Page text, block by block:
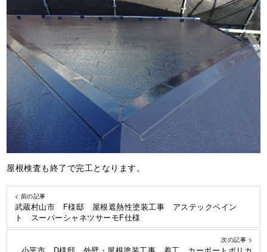
屋根検査も終了で完工となります。
< 前の記事
武蔵村山市 F様邸 屋根遮熱性塗装工事 アステックペイン
ト スーパーシャネツサーモF仕様
次の記事 >